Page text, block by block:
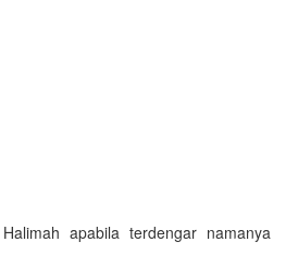
apabila terdengar namanya